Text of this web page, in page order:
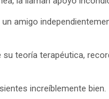
amigo
teoría terapéutica,
increíblemente bien.